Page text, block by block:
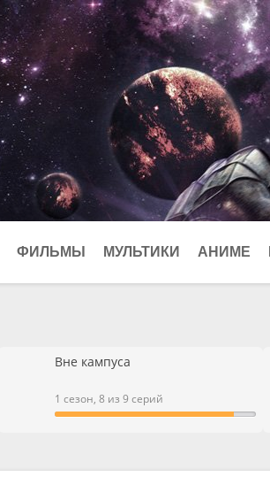
Боевики
Вестерны
Документальные
ФИЛЬМЫ МУЛЬТИКИ АНИМЕ
Вне кампуса
1 сезон, 8 из 9 серий